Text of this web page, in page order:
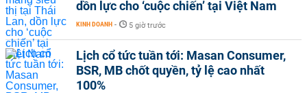
dồn lực cho ‘cuộc chiến’ tại Việt Nam
KINH DOANH - 5 giờ trước
Lịch cổ tức tuần tới: Masan Consumer,
BSR, MB chốt quyền, tỷ lệ cao nhất
100%